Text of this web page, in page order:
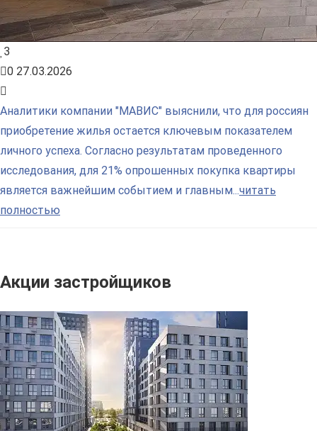
3
0 27.03.2026
Аналитики компании "МАВИС" выяснили, что для россиян
приобретение жилья остается ключевым показателем
личного успеха. Согласно результатам проведенного
исследования, для 21% опрошенных покупка квартиры
является важнейшим событием и главным...читать
полностью
Акции застройщиков